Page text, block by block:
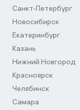
Санкт-Петербург
Новосибирск
Екатеринбург
Казань
Нижний Новгород
Красноярск
Челябинск
Самара